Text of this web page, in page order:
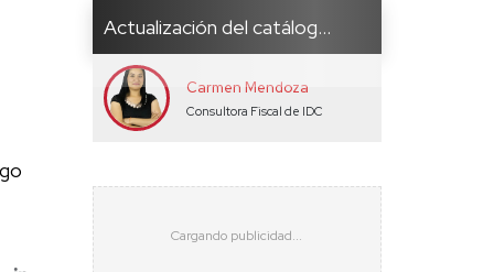
Actualización del catálog...
Carmen Mendoza
Consultora Fiscal de IDC